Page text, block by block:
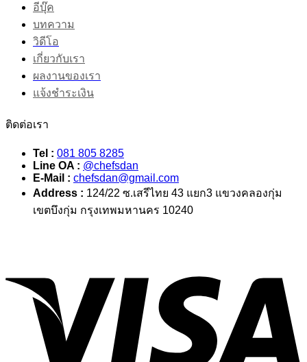
อีบุ๊ค
บทความ
วิดีโอ
เกี่ยวกับเรา
ผลงานของเรา
แจ้งชำระเงิน
ติดต่อเรา
Tel : 081 805 8285
Line OA : @chefsdan
E-Mail : chefsdan@gmail.com
Address : 124/22 ซ.เสรีไทย 43 แยก3 แขวงคลองกุ่ม
เขตบึงกุ่ม กรุงเทพมหานคร 10240